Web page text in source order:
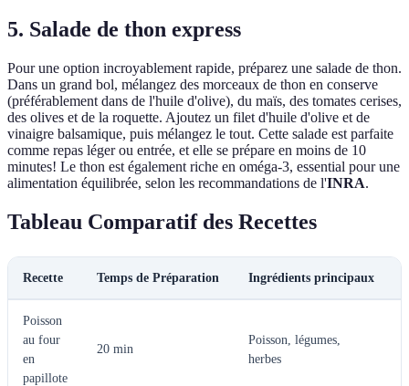
5. Salade de thon express
Pour une option incroyablement rapide, préparez une salade de thon.
Dans un grand bol, mélangez des morceaux de thon en conserve
(préférablement dans de l'huile d'olive), du maïs, des tomates cerises,
des olives et de la roquette. Ajoutez un filet d'huile d'olive et de
vinaigre balsamique, puis mélangez le tout. Cette salade est parfaite
comme repas léger ou entrée, et elle se prépare en moins de 10
minutes! Le thon est également riche en oméga-3, essential pour une
alimentation équilibrée, selon les recommandations de l'INRA.
Tableau Comparatif des Recettes
Recette Temps de Préparation Ingrédients principaux
Poisson
au four
en
papillote
20 min
Poisson, légumes,
herbes